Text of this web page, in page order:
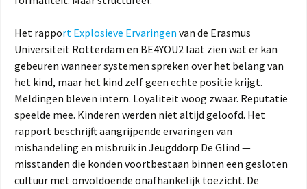
Het rapport Explosieve Ervaringen van de Erasmus
Universiteit Rotterdam en BE4YOU2 laat zien wat er kan
gebeuren wanneer systemen spreken over het belang van
het kind, maar het kind zelf geen echte positie krijgt.
Meldingen bleven intern. Loyaliteit woog zwaar. Reputatie
speelde mee. Kinderen werden niet altijd geloofd. Het
rapport beschrijft aangrijpende ervaringen van
mishandeling en misbruik in Jeugddorp De Glind —
misstanden die konden voortbestaan binnen een gesloten
cultuur met onvoldoende onafhankelijk toezicht. De